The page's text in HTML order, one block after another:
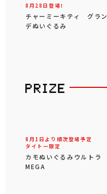
8月28日登場！
チャーミーキティ グラン
デぬいぐるみ
8月1日より順次登場予定
タイトー限定
カモぬいぐるみウルトラ
MEGA